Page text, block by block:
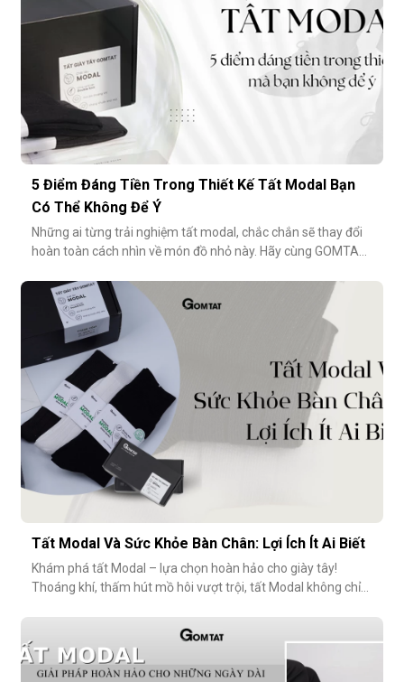
5 Điểm Đáng Tiền Trong Thiết Kế Tất Modal Bạn
Có Thể Không Để Ý
Những ai từng trải nghiệm tất modal, chắc chắn sẽ thay đổi
hoàn toàn cách nhìn về món đồ nhỏ này. Hãy cùng GOMTAT
modal cao cấp – những điều có thể bạn chưa từng để ý
nhưng lại ảnh hưởng rất nhiều đến trải nghiệm hằng
ngày.Chất liệu sợi modalĐiểm
Tất Modal Và Sức Khỏe Bàn Chân: Lợi Ích Ít Ai Biết
Khám phá tất Modal – lựa chọn hoàn hảo cho giày tây!
Thoáng khí, thấm hút mồ hôi vượt trội, tất Modal không chỉ
ngăn mùi hôi và bệnh da liễu. Hãy cùng khám phá lý do vì sao
tất Modal đang trở thành xu hướng không thể thiếu cho các
quý ông hiện đ